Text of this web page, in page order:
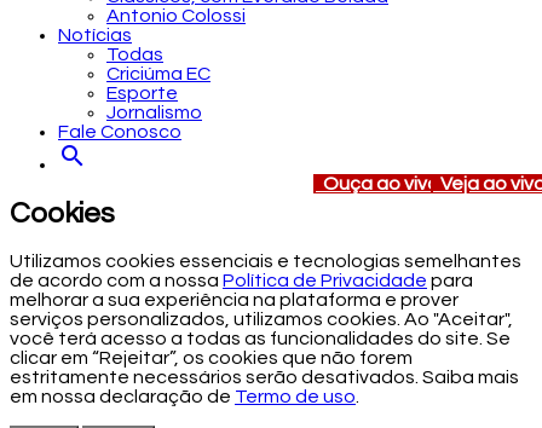
Antonio Colossi
Notícias
Todas
Criciúma EC
Esporte
Jornalismo
Fale Conosco
search
Ouça ao vivo Veja ao
Cookies
Utilizamos cookies essenciais e tecnologias semelhantes
de acordo com a nossa Política de Privacidade para
melhorar a sua experiência na plataforma e prover
serviços personalizados, utilizamos cookies. Ao "Aceitar",
você terá acesso a todas as funcionalidades do site. Se
clicar em “Rejeitar”, os cookies que não forem
estritamente necessários serão desativados. Saiba mais
em nossa declaração de Termo de uso.